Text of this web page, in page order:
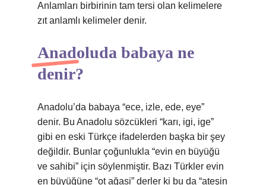
Anlamları birbirinin tam tersi olan kelimelere
zıt anlamlı kelimeler denir.
Anadoluda babaya ne
denir?
Anadolu’da babaya “ece, izle, ede, eye”
denir. Bu Anadolu sözcükleri “karı, igi, ige”
gibi en eski Türkçe ifadelerden başka bir şey
değildir. Bunlar çoğunlukla “evin en büyüğü
ve sahibi” için söylenmiştir. Bazı Türkler evin
en büyüğüne “ot ağasi” derler ki bu da “ateşin